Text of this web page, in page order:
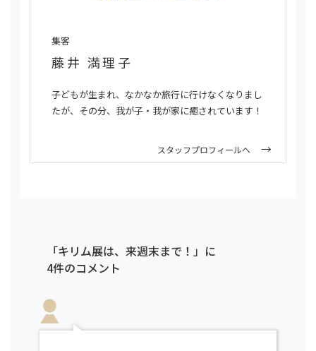
集客
藤井 満理子
子どもが生まれ、なかなか旅行に行けなくなりまし
たが、その分、我が子・我が家に癒されています！
スタッフプロフィールへ
「キリム展は、来週末まで！」に
4件のコメント